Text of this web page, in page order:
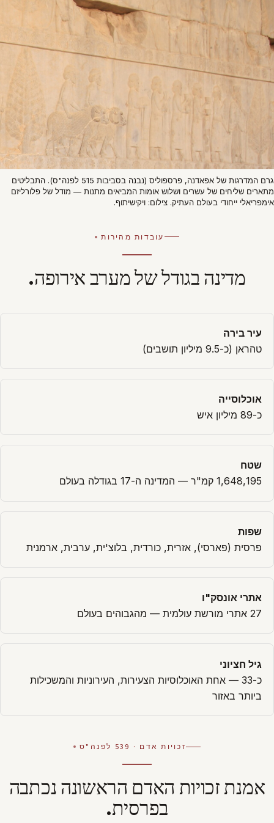
גרם המדרגות של אפאדנה, פרספוליס (נבנה בסביבות 515 לפנה"ס). התבליטים
מתארים שליחים של עשרים ושלוש אומות המביאים מתנות — מודל של פלורליזם
אימפריאלי ייחודי בעולם העתיק. צילום: ויקישיתוף.
עובדות מהירות
מדינה בגודל של מערב אירופה.
עיר בירה
טהראן (כ-9.5 מיליון תושבים)
אוכלוסייה
כ-89 מיליון איש
שטח
1,648,195 קמ"ר — המדינה ה-17 בגודלה בעולם
שפות
פרסית (פארסי), אזרית, כורדית, בלוצ'ית, ערבית, ארמנית
אתרי אונסק"ו
27 אתרי מורשת עולמית — מהגבוהים בעולם
גיל חציוני
כ-33 — אחת האוכלוסיות הצעירות, העירוניות והמשכילות
ביותר באזור
זכויות אדם · 539 לפנה"ס
אמנת זכויות האדם הראשונה נכתבה
בפרסית.